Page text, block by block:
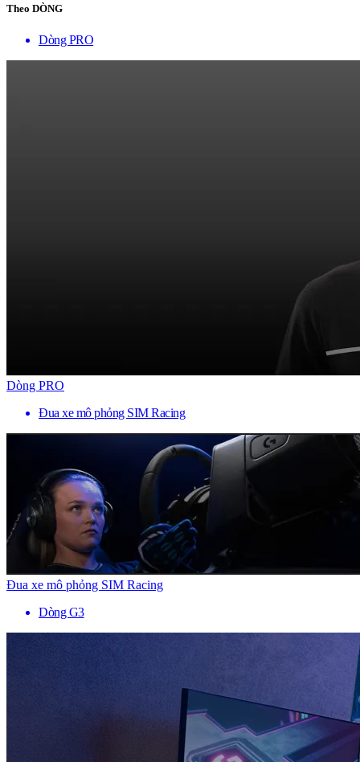
Theo DÒNG
Dòng PRO
Dòng PRO
Đua xe mô phỏng SIM Racing
Đua xe mô phỏng SIM Racing
Dòng G3